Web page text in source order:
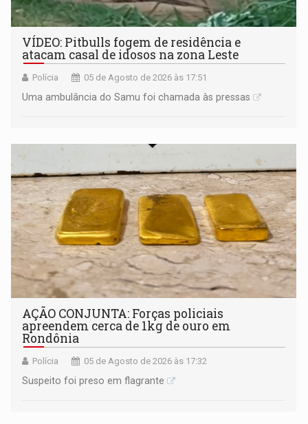
VÍDEO: Pitbulls fogem de residência e
atacam casal de idosos na zona Leste
Polícia 05 de Agosto de 2026 às 17:51
Uma ambulância do Samu foi chamada às pressas
AÇÃO CONJUNTA: Forças policiais
apreendem cerca de 1kg de ouro em
Rondônia
Polícia 05 de Agosto de 2026 às 17:32
Suspeito foi preso em flagrante